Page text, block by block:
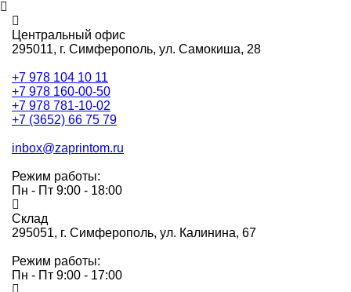
Центральный офис
295011, г. Симферополь, ул. Самокиша, 28
+7 978 104 10 11
+7 978 160-00-50
+7 978 781-10-02
+7 (3652) 66 75 79
inbox@zaprintom.ru
Режим работы:
Пн - Пт 9:00 - 18:00
Склад
295051, г. Симферополь, ул. Калинина, 67
Режим работы:
Пн - Пт 9:00 - 17:00